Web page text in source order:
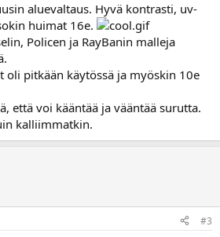
aluevaltaus. Hyvä kontrasti, uv-
huimat 16e.
Policen ja RayBanin malleja
oli pitkään käytössä ja myöskin 10e
että voi kääntää ja vääntää surutta.
kalliimmatkin.
#3